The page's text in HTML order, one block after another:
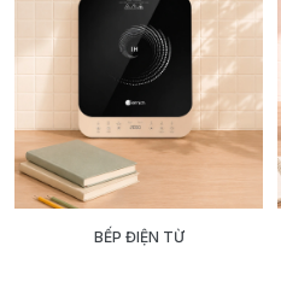
BẾP ĐIỆN TỪ